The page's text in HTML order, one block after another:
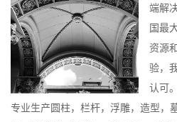
端解
国最
资源
验，
认可
专业生产圆柱，栏杆，浮雕，造型，